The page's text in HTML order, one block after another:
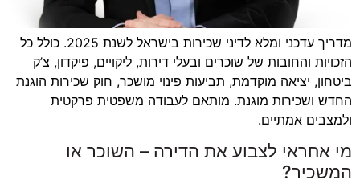
מדריך עדכני ומלא לדיני שכירות בישראל לשנת 2025. כולל כל
הזכויות והחובות של שוכרים ובעלי דירות, ליקויים, פיקדון, צ’ק
ביטחון, יציאה מוקדמת, תביעות פינוי מושכר, חוק שכירות הוגנת
החדש ושכירות מוגנת. מותאם לעבודה משפטית פרקטית
ולמצבים אמתיים.
מי אחראי לצבוע את הדירה – השוכר או
המשכיר?